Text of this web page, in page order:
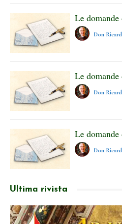
Le
Don
Le
Don
Le
Don
Ultima rivista